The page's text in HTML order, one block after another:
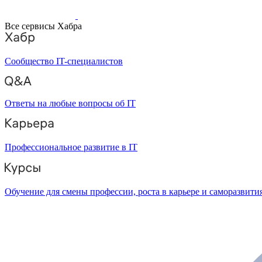
Все сервисы Хабра
Сообщество IT-специалистов
Ответы на любые вопросы об IT
Профессиональное развитие в IT
Обучение для смены профессии, роста в карьере и